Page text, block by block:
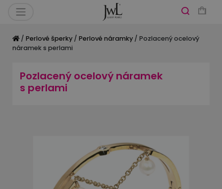
/ Perlové šperky / Perlové náramky / Pozlacený ocelový
náramek s perlami
Pozlacený ocelový náramek
s perlami